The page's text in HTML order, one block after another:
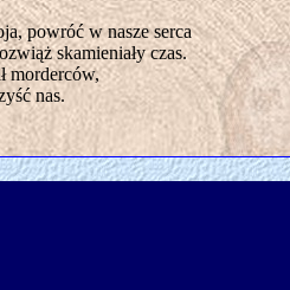
powróć w nasze serca
skamieniały czas.
morderców,
nas.